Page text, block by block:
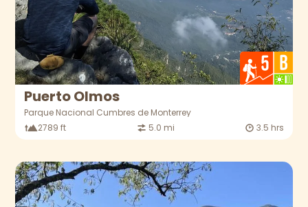
Puerto Olmos
Parque Nacional Cumbres de Monterrey
2789 ft
5.0 mi 3.5 hrs